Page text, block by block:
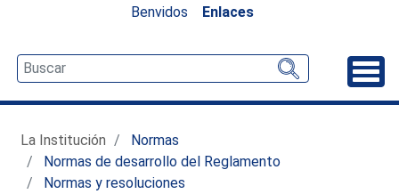
Benvidos
Enlaces
La Institución
Normas
Normas de desarrollo del Reglamento
Normas y resoluciones